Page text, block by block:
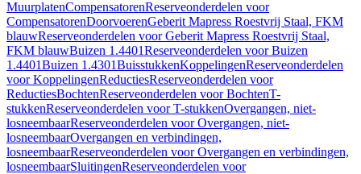
MuurplatenCompensatorenReserveonderdelen voor
CompensatorenDoorvoerenGeberit Mapress Roestvrij Staal, FKM
blauwReserveonderdelen voor Geberit Mapress Roestvrij Staal,
FKM blauwBuizen 1.4401Reserveonderdelen voor Buizen
1.4401Buizen 1.4301BuisstukkenKoppelingenReserveonderdelen
voor KoppelingenReductiesReserveonderdelen voor
ReductiesBochtenReserveonderdelen voor BochtenT-
stukkenReserveonderdelen voor T-stukkenOvergangen, niet-
losneembaarReserveonderdelen voor Overgangen, niet-
losneembaarOvergangen en verbindingen,
losneembaarReserveonderdelen voor Overgangen en verbindingen,
losneembaarSluitingenReserveonderdelen voor